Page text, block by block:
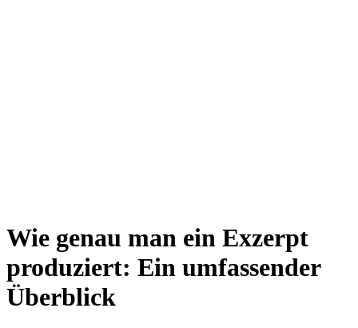
Wie genau man ein Exzerpt
produziert: Ein umfassender
Überblick